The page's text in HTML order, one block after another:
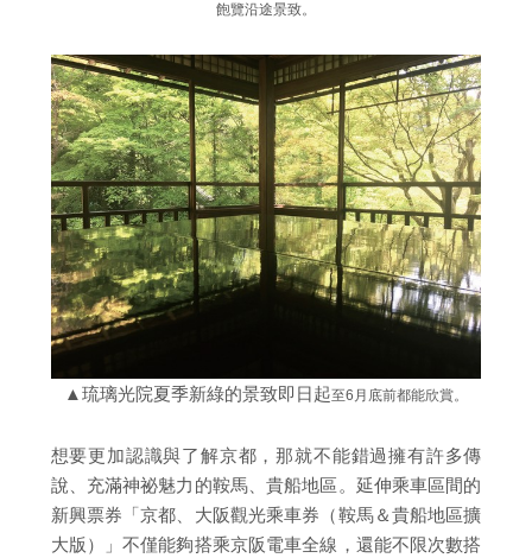
飽覽沿途景致。
▲琉璃光院夏季新綠的景致即日起至6月底前都能欣賞。
想要更加認識與了解京都，那就不能錯過擁有許多傳
說、充滿神祕魅力的鞍馬、貴船地區。延伸乘車區間的
新興票券「京都、大阪觀光乘車券（鞍馬＆貴船地區擴
大版）」不僅能夠搭乘京阪電車全線，還能不限次數搭